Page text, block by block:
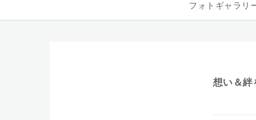
フォトギャラリ
想い＆絆